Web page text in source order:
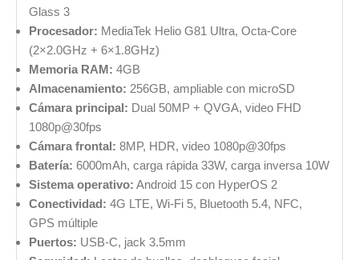
Glass 3
Procesador: MediaTek Helio G81 Ultra, Octa-Core
(2×2.0GHz + 6×1.8GHz)
Memoria RAM: 4GB
Almacenamiento: 256GB, ampliable con microSD
Cámara principal: Dual 50MP + QVGA, video FHD
1080p@30fps
Cámara frontal: 8MP, HDR, video 1080p@30fps
Batería: 6000mAh, carga rápida 33W, carga inversa 10W
Sistema operativo: Android 15 con HyperOS 2
Conectividad: 4G LTE, Wi-Fi 5, Bluetooth 5.4, NFC,
GPS múltiple
Puertos: USB-C, jack 3.5mm